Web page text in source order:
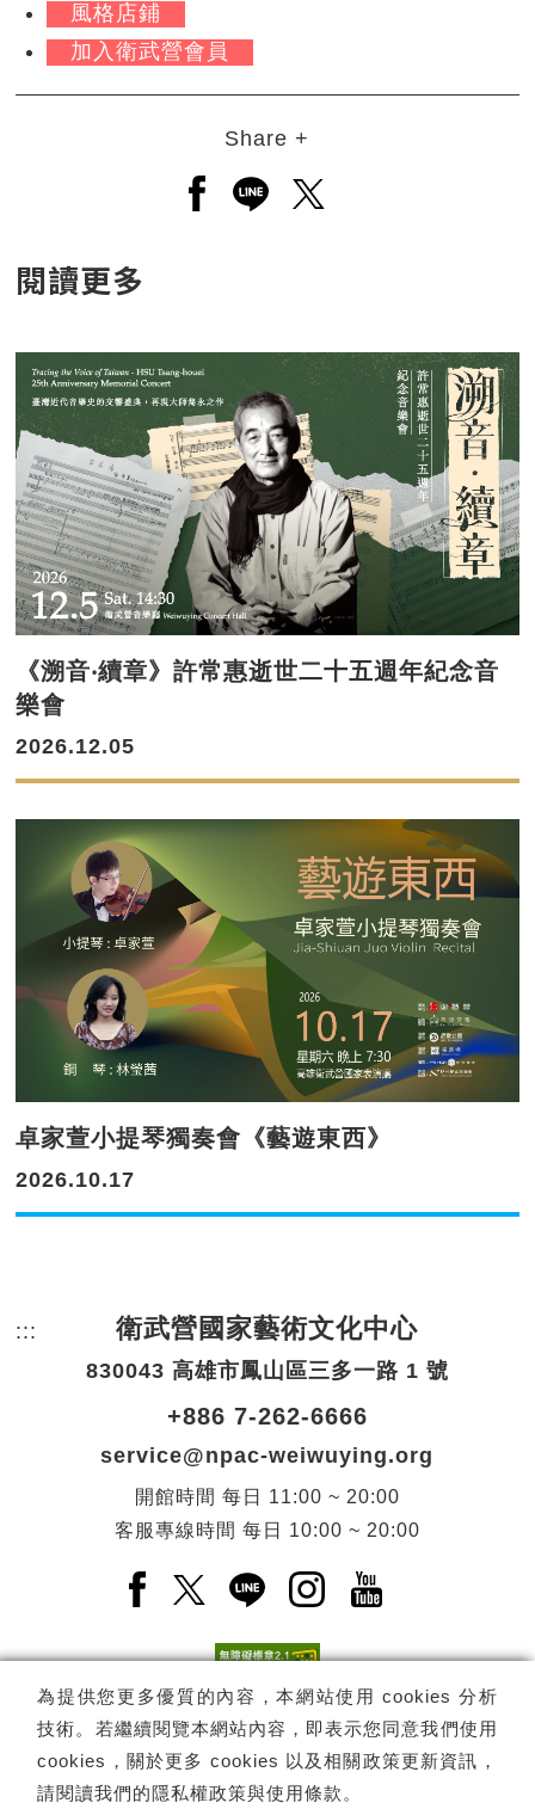
風格店鋪
加入衛武營會員
Share +
另開新視窗分享至facebook
另開新視窗分享至line
另開新視窗分享至
閱讀更多
《溯音‧續章》許常惠逝世二十五週年紀念音
樂會
2026.12.05
卓家萱小提琴獨奏會《藝遊東西》
2026.10.17
為提供您更多優質的內容，本網站使用 cookies 分析
技術。若繼續閱覽本網站內容，即表示您同意我們使用
cookies，關於更多 cookies 以及相關政策更新資訊，
請閱讀我們的隱私權政策與使用條款 。
::: 頁尾網站資訊。
衛武營國家藝術文化中心
830043 高雄市鳳山區三多一路 1 號
+886 7-262-6666
service@npac-weiwuying.org
開館時間 每日
11:00 ~ 20:00
客服專線時間 每日 10:00 ~ 20:00
Facebook(另開新視窗)
X(另開新視窗)
LINE(另開新視窗)
Instagram(另開新視
YouTube(另開
電子報訂閱 訂閱
Copyright © 國家表演藝術中心 -衛武營國家藝術文化中心